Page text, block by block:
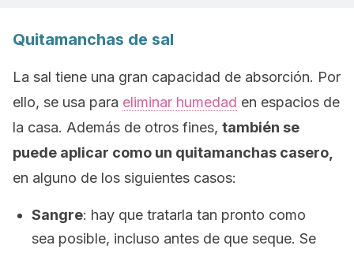
Quitamanchas de sal
La sal tiene una gran capacidad de absorción. Por
ello, se usa para eliminar humedad en espacios de
la casa. Además de otros fines, también se
puede aplicar como un quitamanchas casero,
en alguno de los siguientes casos:
Sangre: hay que tratarla tan pronto como
sea posible, incluso antes de que seque. Se